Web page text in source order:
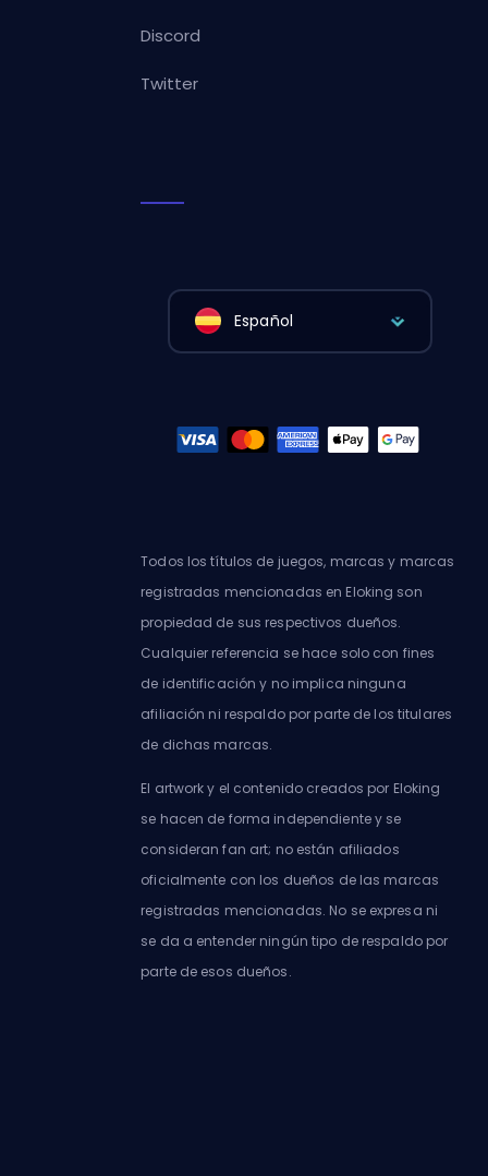
Discord
Twitter
Español
Todos los títulos de juegos, marcas y marcas
registradas mencionadas en Eloking son
propiedad de sus respectivos dueños.
Cualquier referencia se hace solo con fines
de identificación y no implica ninguna
afiliación ni respaldo por parte de los titulares
de dichas marcas.
El artwork y el contenido creados por Eloking
se hacen de forma independiente y se
consideran fan art; no están afiliados
oficialmente con los dueños de las marcas
registradas mencionadas. No se expresa ni
se da a entender ningún tipo de respaldo por
parte de esos dueños.